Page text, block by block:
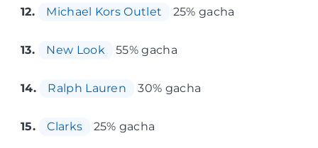
12. Michael Kors Outlet 25% gacha
13. New Look 55% gacha
14. Ralph Lauren 30% gacha
15. Clarks 25% gacha